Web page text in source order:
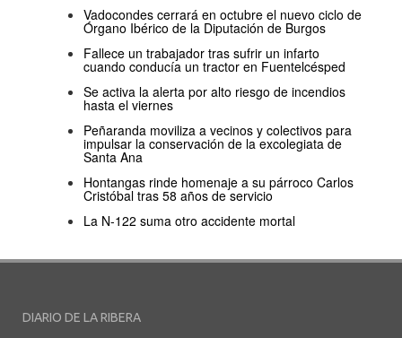
Vadocondes cerrará en octubre el nuevo ciclo de
Órgano Ibérico de la Diputación de Burgos
Fallece un trabajador tras sufrir un infarto
cuando conducía un tractor en Fuentelcésped
Se activa la alerta por alto riesgo de incendios
hasta el viernes
Peñaranda moviliza a vecinos y colectivos para
impulsar la conservación de la excolegiata de
Santa Ana
Hontangas rinde homenaje a su párroco Carlos
Cristóbal tras 58 años de servicio
La N-122 suma otro accidente mortal
DIARIO DE LA RIBERA